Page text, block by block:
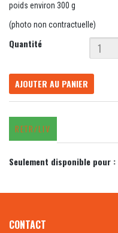
poids environ 300 g
(photo non contractuelle)
Quantité
AJOUTER AU PANIER
RETR/LIV
Seulement disponible pour :
CONTACT